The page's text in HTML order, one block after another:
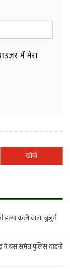
में मेरा
को
हत्या करने वाला बुजुर्ग
ने बस समेत पुलिस वाहनों